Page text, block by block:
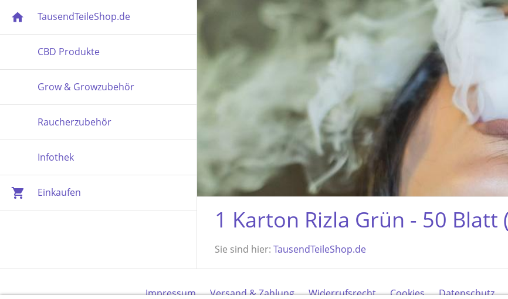
TausendTeileShop.de
CBD Produkte
Grow & Growzubehör
Raucherzubehör
Infothek
Einkaufen
1 Karton Rizla Grün - 50 Blatt
Sie sind hier: TausendTeileShop.de
Impressum Versand & Zahlung Widerrufsrecht Cookies Datenschutz